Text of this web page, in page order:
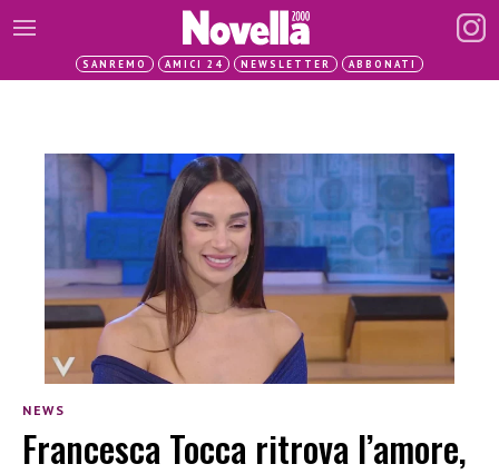
SANREMO AMICI 24 NEWSLETTER ABBONATI
NEWS
Francesca Tocca ritrova l’amore,